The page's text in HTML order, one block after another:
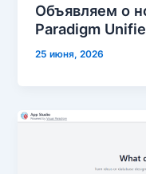
Объявляем о
Paradigm
25 июня, 2026